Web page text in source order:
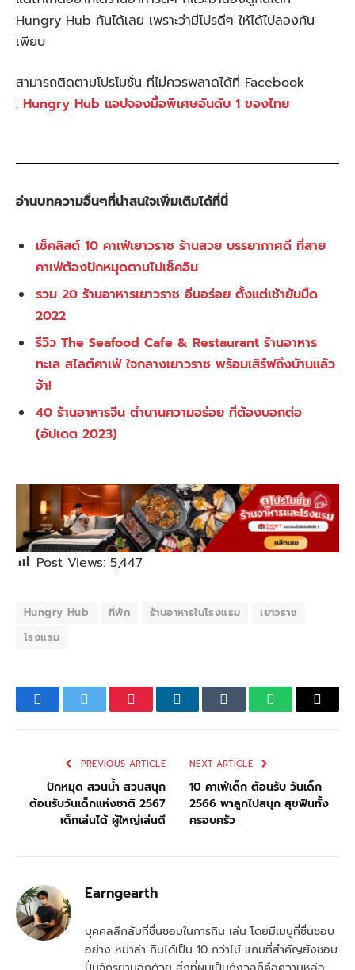
Hungry Hub กันได้เลย เพราะว่ามีโปรดีๆ ให้ได้ไปลองกัน
เพียบ
สามารถติดตามโปรโมชั่น ที่ไม่ควรพลาดได้ที่ Facebook
: Hungry Hub แอปจองมื้อพิเศษอันดับ 1 ของไทย
อ่านบทความอื่นๆที่น่าสนใจเพิ่มเติมได้ที่นี่
เช็คลิสต์ 10 คาเฟ่เยาวราช ร้านสวย บรรยากาศดี ที่สาย
คาเฟ่ต้องปักหมุดตามไปเช็คอิน
รวม 20 ร้านอาหารเยาวราช อิ่มอร่อย ตั้งแต่เช้ายันมืด
2022
รีวิว The Seafood Cafe & Restaurant ร้านอาหาร
ทะเล สไลต์คาเฟ่ ใจกลางเยาวราช พร้อมเสิร์ฟถึงบ้านแล้ว
จ้า!
40 ร้านอาหารจีน ตำนานความอร่อย ที่ต้องบอกต่อ
(อัปเดต 2023)
Post Views: 5,447
Hungry Hub ที่พัก ร้านอาหารในโรงแรม
เยาวราช
โรงแรม
FacebookTwitterPinterestLinkedInTumblrWhatsApp
Email
PREVIOUS ARTICLE
ปักหมุด สวนน้ำ สวนสนุก
ต้อนรับวันเด็กแห่งชาติ 2567
เด็กเล่นได้ ผู้ใหญ่เล่นดี
NEXT ARTICLE
10 คาเฟ่เด็ก ต้อนรับ วันเด็ก
2566 พาลูกไปสนุก สุขฟินทั้ง
ครอบครัว
Earngearth
บุคคลลึกลับที่ชื่นชอบในการกิน เล่น โดยมีเมนูที่ชื่นชอบ
อย่าง หม่าล่า กินได้เป็น 10 กว่าไม้ แถมที่สำคัญยังชอบ